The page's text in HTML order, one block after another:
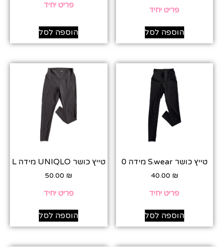
פריט יחיד
הוספה לסל
פריט יחיד
הוספה לסל
טייץ כושר S.wear מידה 0
40.00 ₪
פריט יחיד
הוספה לסל
טייץ כושר UNIQLO מידה L
50.00 ₪
פריט יחיד
הוספה לסל